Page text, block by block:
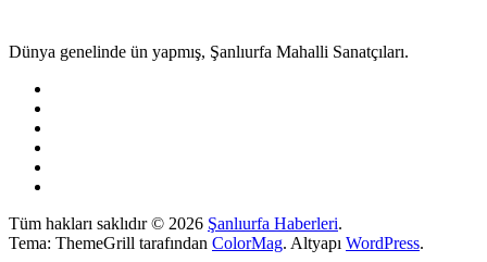
Dünya genelinde ün yapmış, Şanlıurfa Mahalli Sanatçıları.
Tüm hakları saklıdır © 2026 Şanlıurfa Haberleri.
Tema: ThemeGrill tarafından ColorMag. Altyapı WordPress.